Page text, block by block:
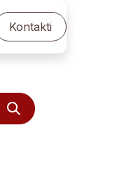
Kontakti